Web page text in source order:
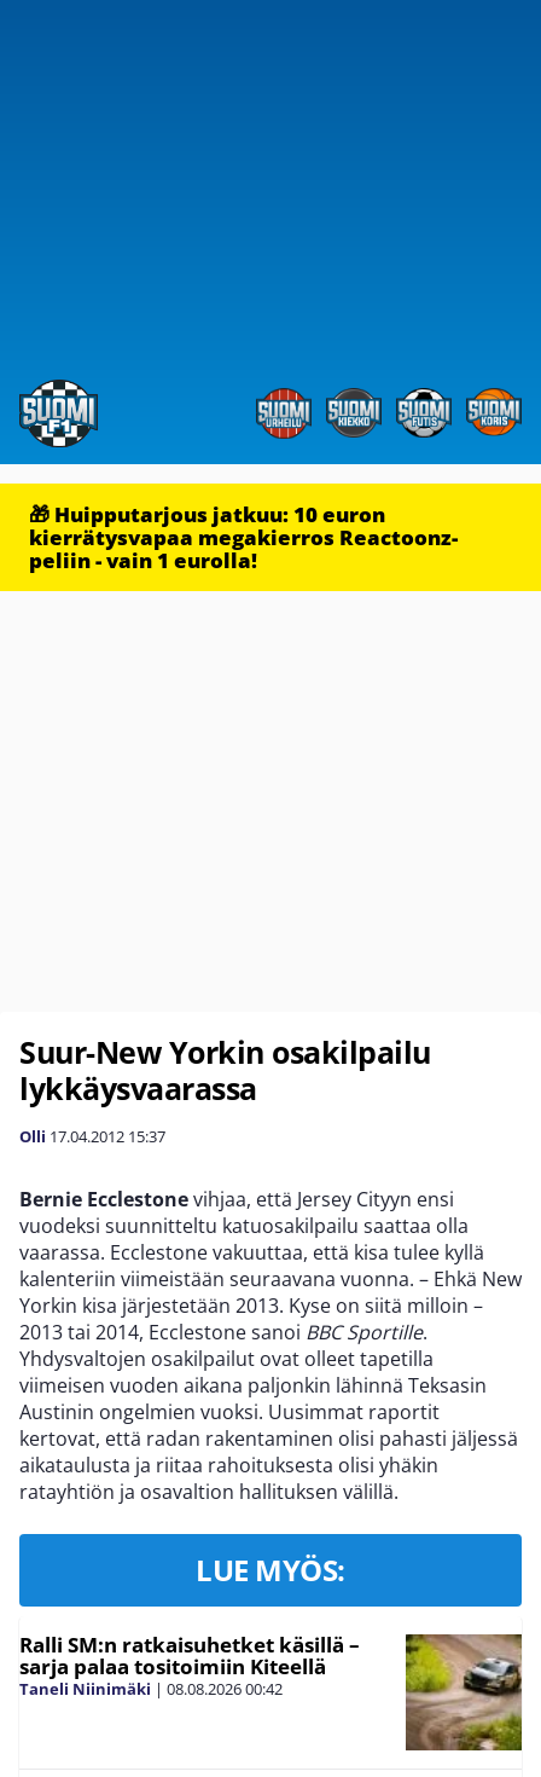
🎁 Huipputarjous jatkuu: 10 euron
kierrätysvapaa megakierros Reactoonz-
peliin - vain 1 eurolla!
Suur-New Yorkin osakilpailu
lykkäysvaarassa
Olli 17.04.2012 15:37
Bernie Ecclestonevihjaa, että Jersey Cityyn ensi
vuodeksi suunnitteltu katuosakilpailu saattaa olla
vaarassa. Ecclestone vakuuttaa, että kisa tulee kyllä
kalenteriin viimeistään seuraavana vuonna. – Ehkä New
Yorkin kisa järjestetään 2013. Kyse on siitä milloin –
2013 tai 2014, Ecclestone sanoi BBC Sportille.
Yhdysvaltojen osakilpailut ovat olleet tapetilla
viimeisen vuoden aikana paljonkin lähinnä Teksasin
Austinin ongelmien vuoksi. Uusimmat raportit
kertovat, että radan rakentaminen olisi pahasti jäljessä
aikataulusta ja riitaa rahoituksesta olisi yhäkin
ratayhtiön ja osavaltion hallituksen välillä.
LUE MYÖS:
Ralli SM:n ratkaisuhetket käsillä –
sarja palaa tositoimiin Kiteellä
Taneli Niinimäki | 08.08.202600:42